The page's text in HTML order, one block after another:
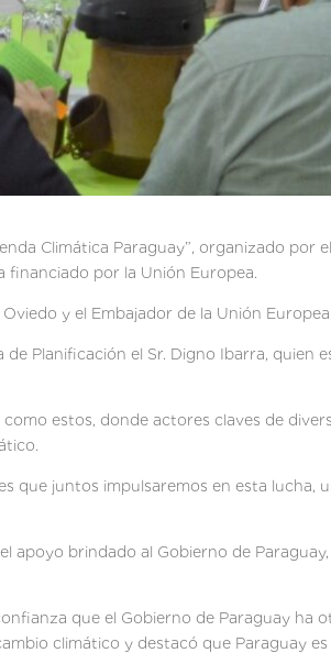
Climática Paraguay”, organizado por
financiado por la Unión Europea.
y el Embajador de la Unión Europea
Planificación el Sr. Digno Ibarra, quien
estos, donde actores claves de
juntos impulsaremos en esta lucha,
apoyo brindado al Gobierno de
que el Gobierno de Paraguay ha
climático y destacó que Paraguay